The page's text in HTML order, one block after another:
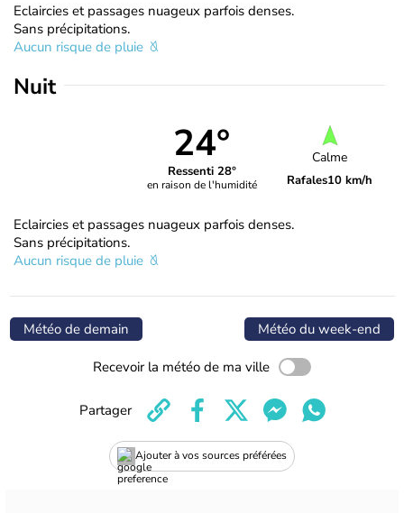
Eclaircies et passages nuageux parfois denses.
Sans précipitations.
Aucun risque de pluie
Nuit
24°
Ressenti 28°
en raison de l'humidité
Calme
Rafales10 km/h
Eclaircies et passages nuageux parfois denses.
Sans précipitations.
Aucun risque de pluie
Météo de demain Météo du week-end
Recevoir la météo de ma ville
Ajouter à vos sources préférées
Partager